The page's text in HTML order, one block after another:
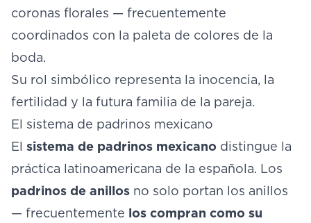
coronas florales — frecuentemente
coordinados con la paleta de colores de la
boda.
Su rol simbólico representa la inocencia, la
fertilidad y la futura familia de la pareja.
El sistema de padrinos mexicano
El sistema de padrinos mexicano distingue la
práctica latinoamericana de la española. Los
padrinos de anillos no solo portan los anillos
— frecuentemente los compran como su